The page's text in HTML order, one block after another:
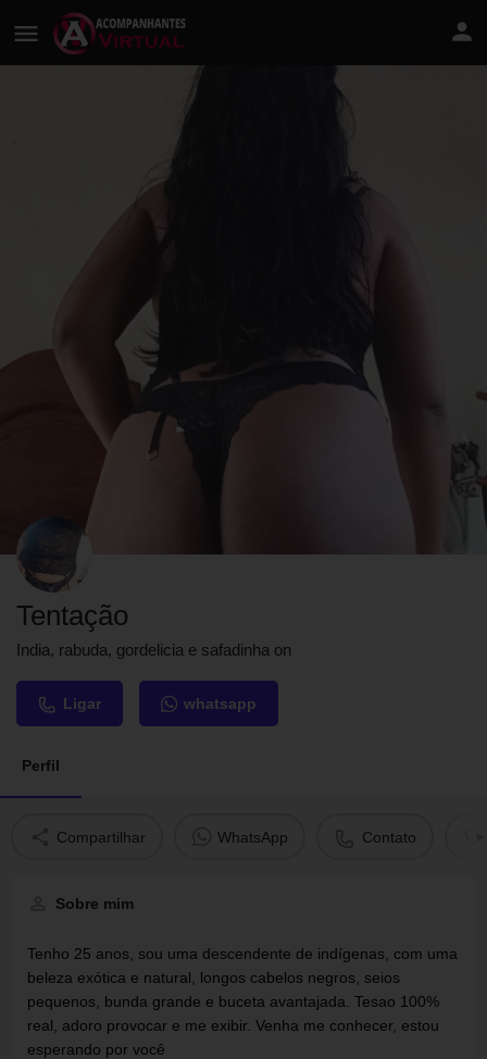
Tentação
India, rabuda, gordelicia e safadinha on
Ligar whatsapp
Perfil
Compartilhar WhatsApp Contato
Sobre mim
Tenho 25 anos, sou uma descendente de indígenas, com uma
beleza exótica e natural, longos cabelos negros, seios
pequenos, bunda grande e buceta avantajada. Tesao 100%
real, adoro provocar e me exibir. Venha me conhecer, estou
esperando por você